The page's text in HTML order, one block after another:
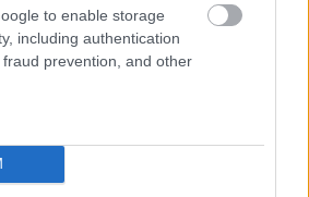
to enable storage
including authentication
prevention, and other